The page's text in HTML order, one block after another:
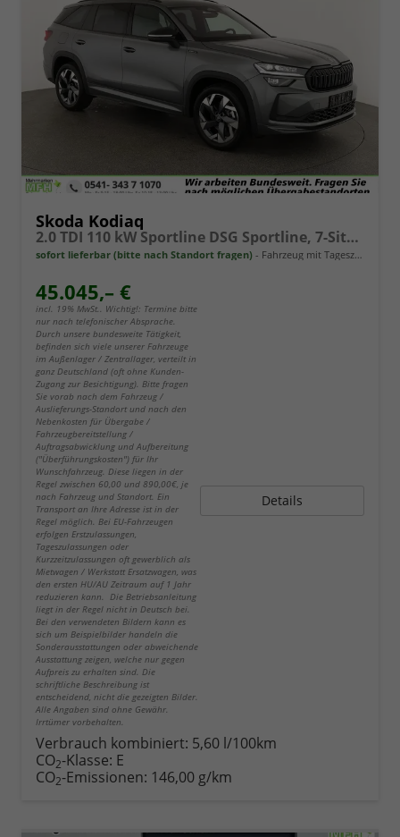
Skoda Kodiaq
2.0 TDI 110 kW Sportline DSG Sportline, 7-Sitzer, AHK, Navi, Matrix, Kamera, Side, el. Klappe, 19-Zoll
sofort lieferbar (bitte nach Standort fragen) Fahrzeug mit Tageszulassung
45.045,– €
incl. 19% MwSt.. Wichtig!: Termine bitte
nur nach telefonischer Absprache.
Durch unsere bundesweite Tätigkeit,
befinden sich viele unserer Fahrzeuge
im Außenlager / Zentrallager, verteilt in
ganz Deutschland (oft ohne Kunden-
Zugang zur Besichtigung). Bitte fragen
Sie vorab nach dem Fahrzeug /
Auslieferungs-Standort und nach den
Nebenkosten für Übergabe /
Fahrzeugbereitstellung /
Auftragsabwicklung und Aufbereitung
("Überführungskosten") für Ihr
Wunschfahrzeug. Diese liegen in der
Regel zwischen 60,00 und 890,00€, je
nach Fahrzeug und Standort. Ein
Transport an Ihre Adresse ist in der
Regel möglich. Bei EU-Fahrzeugen
erfolgen Erstzulassungen,
Tageszulassungen oder
Kurzzeitzulassungen oft gewerblich als
Mietwagen / Werkstatt Ersatzwagen, was
den ersten HU/AU Zeitraum auf 1 Jahr
reduzieren kann. Die Betriebsanleitung
liegt in der Regel nicht in Deutsch bei.
Bei den verwendeten Bildern kann es
sich um Beispielbilder handeln die
Sonderausstattungen oder abweichende
Ausstattung zeigen, welche nur gegen
Aufpreis zu erhalten sind. Die
schriftliche Beschreibung ist
entscheidend, nicht die gezeigten Bilder.
Alle Angaben sind ohne Gewähr.
Irrtümer vorbehalten.
Details
Verbrauch kombiniert: 5,60 l/100km
CO2-Klasse: E
CO2-Emissionen: 146,00 g/km